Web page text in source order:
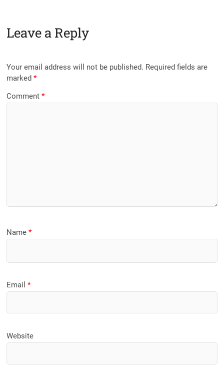
Leave a Reply
Your email address will not be published. Required fields are
marked*
Comment*
Name*
Email*
Website